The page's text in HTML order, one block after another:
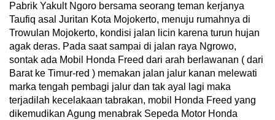
Pabrik Yakult Ngoro bersama seorang teman kerjanya
Taufiq asal Juritan Kota Mojokerto, menuju rumahnya di
Trowulan Mojokerto, kondisi jalan licin karena turun hujan
agak deras. Pada saat sampai di jalan raya Ngrowo,
sontak ada Mobil Honda Freed dari arah berlawanan ( dari
Barat ke Timur-red ) memakan jalan jalur kanan melewati
marka tengah pembagi jalur dan tak ayal lagi maka
terjadilah kecelakaan tabrakan, mobil Honda Freed yang
dikemudikan Agung menabrak Sepeda Motor Honda